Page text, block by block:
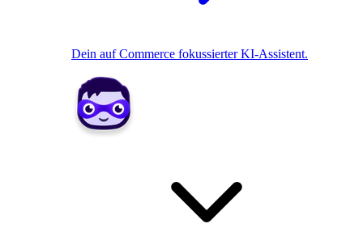
Dein auf Commerce fokussierter KI-Assistent.